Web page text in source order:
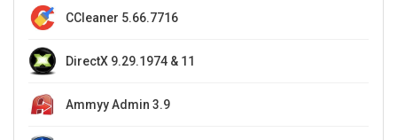
CCleaner 5.66.7716
DirectX 9.29.1974 & 11
Ammyy Admin 3.9